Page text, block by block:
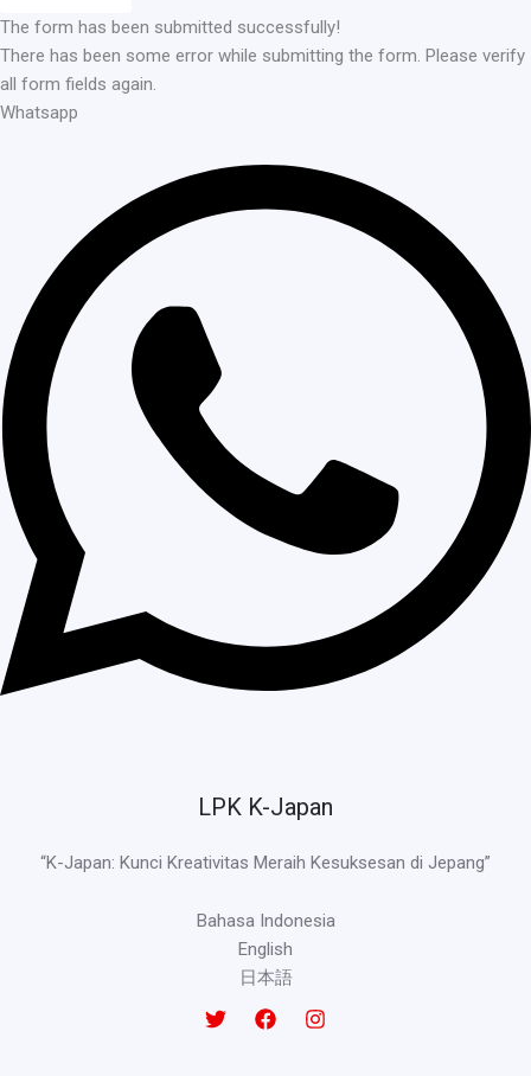
The form has been submitted successfully!
There has been some error while submitting the form. Please verify
all form fields again.
Whatsapp
LPK K-Japan
“K-Japan: Kunci Kreativitas Meraih Kesuksesan di Jepang”
Bahasa Indonesia
English
日本語